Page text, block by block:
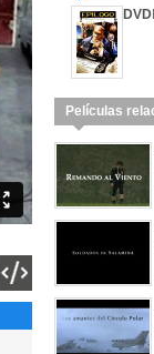
DVD
Películas